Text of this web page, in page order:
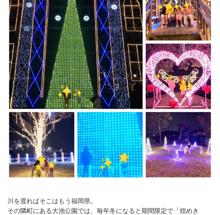
川を渡ればそこはもう福岡県。
その隣町にある大池公園では、毎年冬になると期間限定で「煌めき